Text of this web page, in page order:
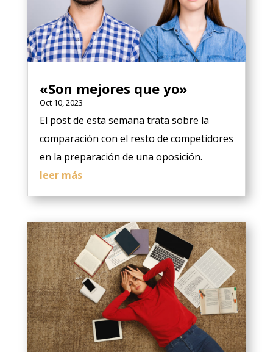
«Son mejores que yo»
Oct 10, 2023
El post de esta semana trata sobre la
comparación con el resto de competidores
en la preparación de una oposición.
leer más